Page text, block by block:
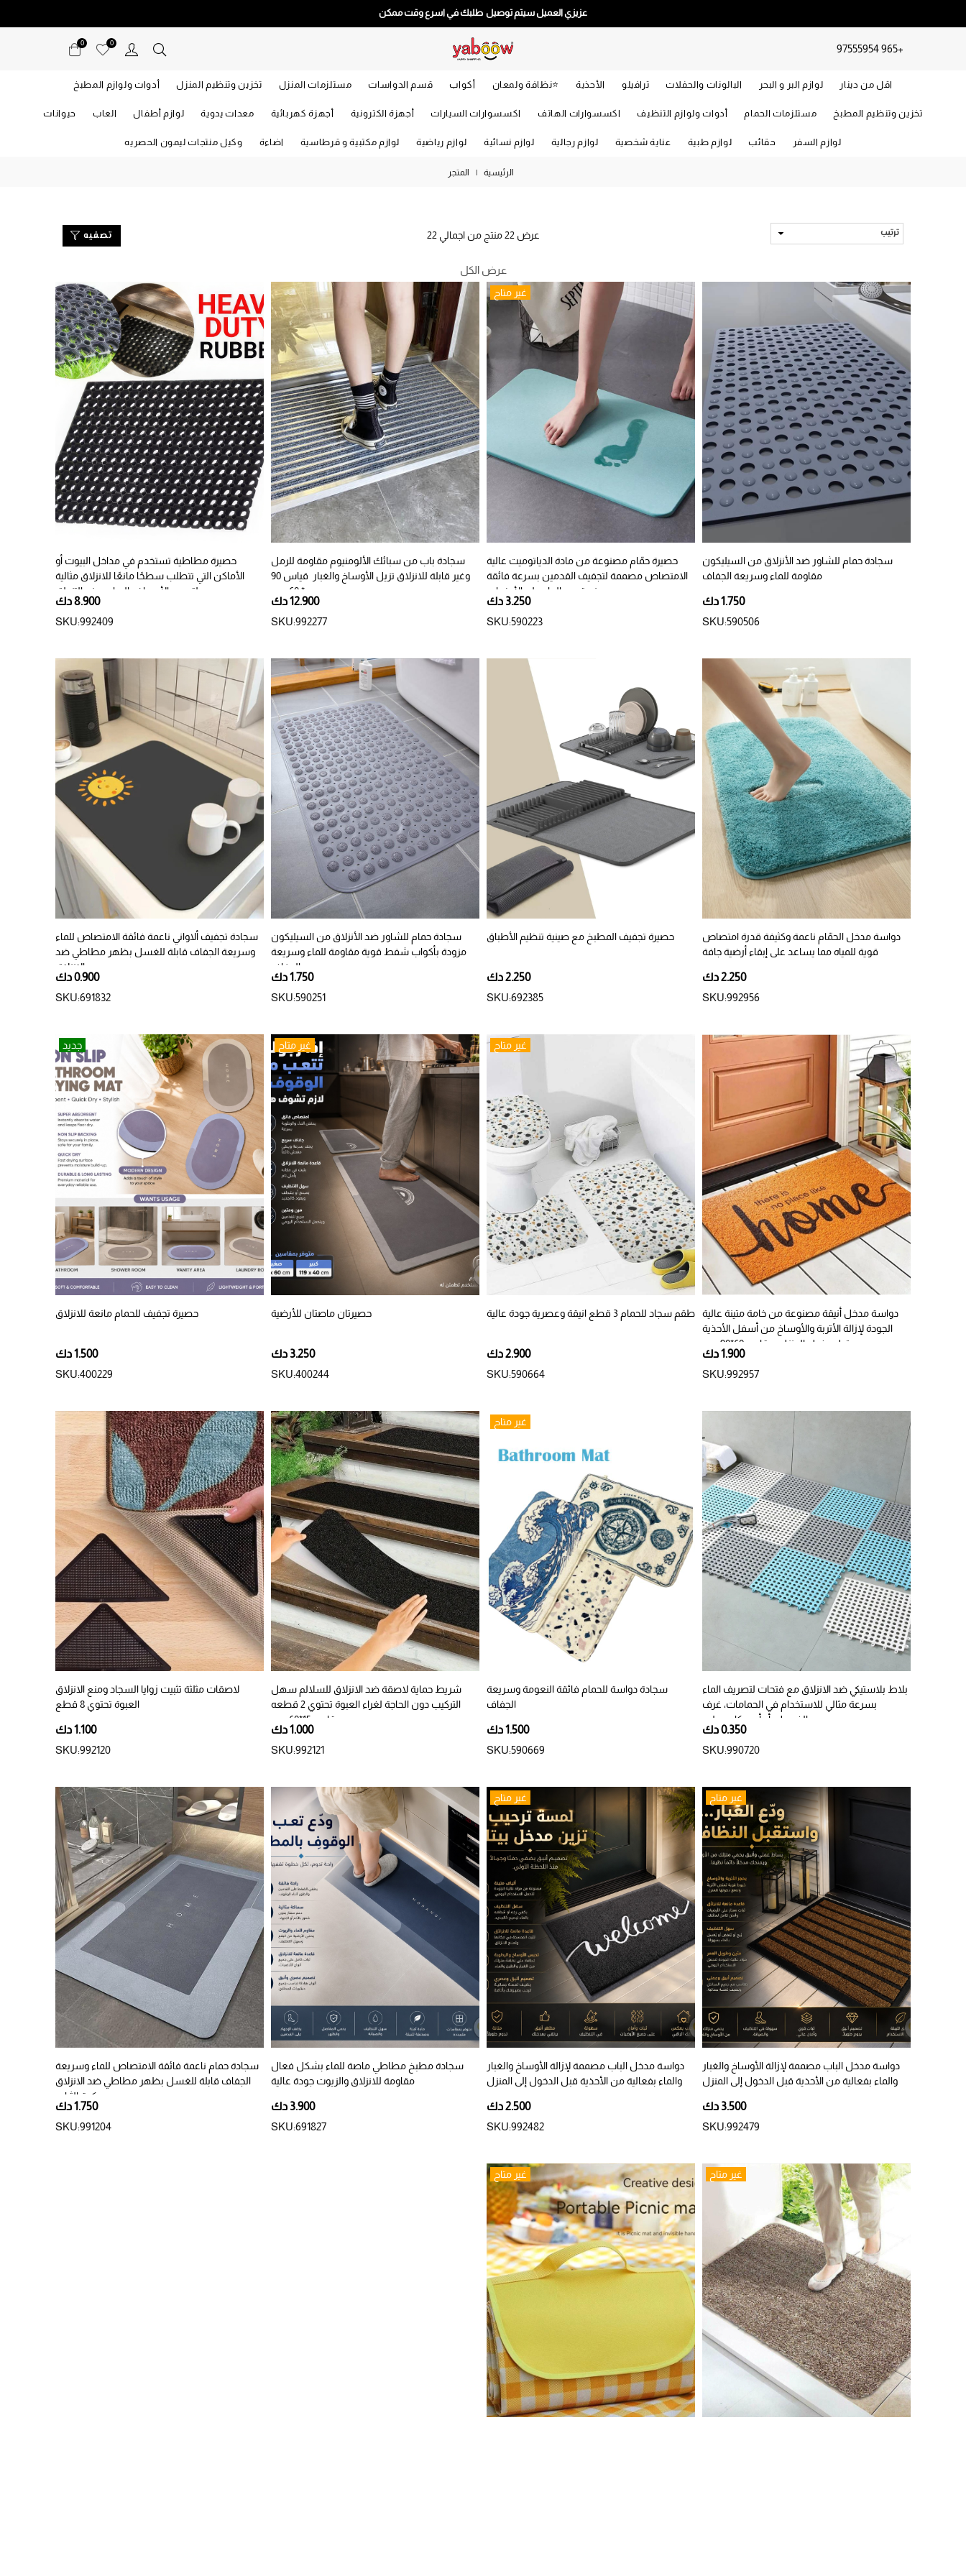
عزيزي العميل سيتم توصيل طلبك في اسرع وقت ممكن
+965 97555954
0
0
اقل من دينار لوازم البر و البحر البالونات والحفلات ترافيلو الأحذية ⭐️نظافة ولمعان أكواب قسم الدواسات مستلزمات المنزل تخزين وتنظيم المنزل أدوات ولوازم المطبخ
تخزين وتنظيم المطبخ مستلزمات الحمام أدوات ولوازم التنظيف اكسسوارات الهاتف اكسسوارات السيارات أجهزة الكترونية أجهزة كهربائية معدات يدوية لوازم أطفال العاب حيوانات
لوازم السفر حقائب لوازم طبية عناية شخصية لوازم رجالية لوازم نسائية لوازم رياضية لوازم مكتبية و قرطاسية اضاءة وكيل منتجات ليمون الحصريه
الرئيسية | المتجر
تصفيه عرض 22منتج من اجمالي 22
عرض الكل
سجادة حمام للشاور ضد الأنزلاق من السيليكون
مقاومة للماء وسريعة الجفاف
1.750 دك
SKU:590506
غير متاح
حصيرة حمّام مصنوعة من مادة الدياتوميت عالية
الامتصاص مصممة لتجفيف القدمين بسرعة فائقة
ومنع تجمع الماء على الأرضيات
3.250 دك
SKU:590223
سجادة باب من سبائك الألومنيوم مقاومة للرمل
وغير قابلة للانزلاق تزيل الأوساخ والغبار قياس 90
سم * 60 سم
12.900 دك
SKU:992277
حصيرة مطاطية تستخدم في مداخل البيوت أو
الأماكن التي تتطلب سطحًا مانعًا للانزلاق مثالية
لتجميع الأوساخ والمياه ومنع التزحلق
8.900 دك
SKU:992409
دواسة مدخل الحمّام ناعمة وكثيفة قدرة امتصاص
قوية للمياه مما يساعد على إبقاء أرضية جافة
2.250 دك
SKU:992956
حصيرة تجفيف المطبخ مع صينية تنظيم الأطباق
2.250 دك
SKU:692385
سجادة حمام للشاور ضد الأنزلاق من السيليكون
مزودة بأكواب شفط قوية مقاومة للماء وسريعة
الجفاف
1.750 دك
SKU:590251
سجادة تجفيف ألاواني ناعمة فائقة الامتصاص للماء
وسريعة الجفاف قابلة للغسل بظهر مطاطي ضد
الانزلاق
0.900 دك
SKU:691832
دواسة مدخل أنيقة مصنوعة من خامة متينة عالية
الجودة لإزالة الأتربة والأوساخ من أسفل الأحذية
قبل دخول المنزل بمقاس 60*90 سم
1.900 دك
SKU:992957
غير متاح
طقم سجاد للحمام 3 قطع انيقة وعصرية جودة عالية
2.900 دك
SKU:590664
غير متاح
حصيرتان ماصتان للأرضية
3.250 دك
SKU:400244
جديد
حصيرة تجفيف للحمام مانعة للانزلاق
1.500 دك
SKU:400229
بلاط بلاستيكي ضد الانزلاق مع فتحات لتصريف الماء
بسرعة مثالي للاستخدام في الحمامات، غرف
الغسيل، أو أي مكان رطب
0.350 دك
SKU:990720
غير متاح
سجادة دواسة للحمام فائقة النعومة وسريعة
الجفاف
1.500 دك
SKU:590669
شريط حماية لاصقة ضد الانزلاق للسلالم سهل
التركيب دون الحاجة لغراء العبوة تحتوي 2 قطعه
بمقاس 15*60 سم
1.000 دك
SKU:992121
لاصقات مثلثة تثبيت زوايا السجاد ومنع الانزلاق
العبوة تحتوي 8 قطع
1.100 دك
SKU:992120
غير متاح
دواسة مدخل الباب مصممة لإزالة الأوساخ والغبار
والماء بفعالية من الأحذية قبل الدخول إلى المنزل
3.500 دك
SKU:992479
غير متاح
دواسة مدخل الباب مصممة لإزالة الأوساخ والغبار
والماء بفعالية من الأحذية قبل الدخول إلى المنزل
2.500 دك
SKU:992482
سجادة مطبخ مطاطي ماصة للماء بشكل فعال
مقاومة للانزلاق والزيوت جودة عالية
3.900 دك
SKU:691827
سجادة حمام ناعمة فائقة الامتصاص للماء وسريعة
الجفاف قابلة للغسل بظهر مطاطي ضد الانزلاق
محكمة الثبات
1.750 دك
SKU:991204
غير متاح غير متاح